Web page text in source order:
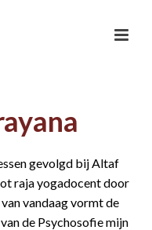
gevolgd bij Altaf
raja yogadocent door
vandaag vormt de
de Psychosofie mijn